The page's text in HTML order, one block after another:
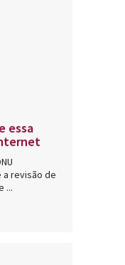
essa
a revisão de
...